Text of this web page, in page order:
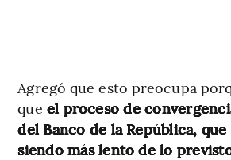
Agregó que esto preocupa
que el proceso de
del Banco de la República,
siendo más lento de lo